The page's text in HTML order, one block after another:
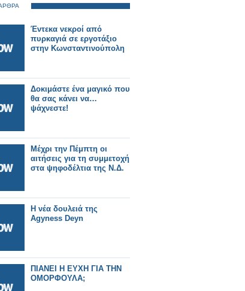
Έντεκα νεκροί από
πυρκαγιά σε εργοτάξιο
στην Κωνσταντινούπολη
Δοκιμάστε ένα μαγικό που
θα σας κάνει να…
ψάχνεστε!
Μέχρι την Πέμπτη οι
αιτήσεις για τη συμμετοχή
στα ψηφοδέλτια της Ν.Δ.
H νέα δουλειά της
Agyness Deyn
ΠΙΑΝΕΙ Η ΕΥΧΗ ΓΙΑ ΤΗΝ
ΟΜΟΡΦΟΥΛΑ;